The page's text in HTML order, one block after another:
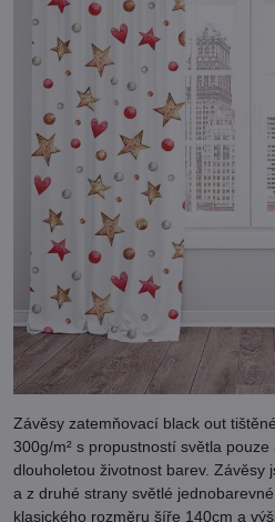
Závěsy zatemňovací black out
300g/m² s propustností světla
dlouholetou životnost barev. Závěsy
a z druhé strany světlé
klasického rozměru šíře 140cm a